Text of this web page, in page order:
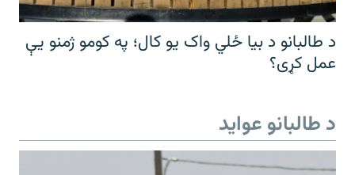
د طالبانو د بیا ځلي واک یو کال؛ په کومو ژمنو یې
عمل کړی؟
د طالبانو عواید